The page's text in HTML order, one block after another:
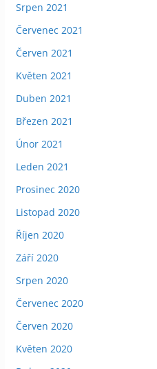
Srpen 2021
Červenec 2021
Červen 2021
Květen 2021
Duben 2021
Březen 2021
Únor 2021
Leden 2021
Prosinec 2020
Listopad 2020
Říjen 2020
Září 2020
Srpen 2020
Červenec 2020
Červen 2020
Květen 2020